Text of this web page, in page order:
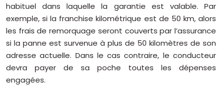
habituel dans laquelle la garantie est valable. Par
exemple, si la franchise kilométrique est de 50 km, alors
les frais de remorquage seront couverts par l’assurance
si la panne est survenue à plus de 50 kilomètres de son
adresse actuelle. Dans le cas contraire, le conducteur
devra payer de sa poche toutes les dépenses
engagées.